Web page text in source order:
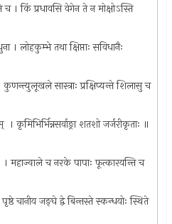
च । किं प्रधावसि वेगेन ते न मोक्षोऽस्ति
। लोहकुम्भे तथा क्षिप्ताः सविधानैः
कुणन्त्युलूखले सास्त्राः प्रक्षिप्यन्ते शिलासु च
कृमिभिर्भिन्नसर्वाङ्रा शतशो जर्जरीकृताः ॥
। महाज्वाले च नरके पापाः फूत्कारयन्ति च
पृष्ठे चानीय जङ्‍घे द्वे बिन्तस्ते स्कन्धयोः स्थिते